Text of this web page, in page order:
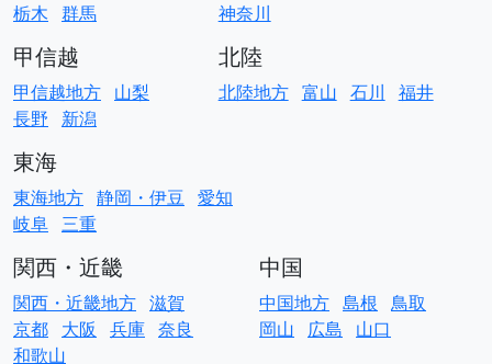
栃木 群馬
神奈川
甲信越
甲信越地方 山梨
長野
新潟
北陸
北陸地方 富山 石川 福井
東海
東海地方 静岡・伊豆 愛知
岐阜 三重
関西・近畿
関西・近畿地方 滋賀
京都 大阪 兵庫 奈良
和歌山
中国
中国地方 島根 鳥取
岡山
広島 山口